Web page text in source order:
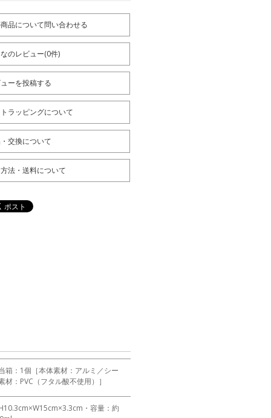
品について問い合わせる
のレビュー(0件)
ーを投稿する
ラッピングについて
交換について
法・送料について
箱：1個［本体素材：アルミ／シー
材：PVC（フタル酸不使用）］
・容量：約